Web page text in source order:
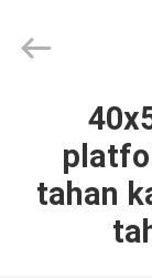
RUMAH
PRODUK
Co.,Limited.
tahan